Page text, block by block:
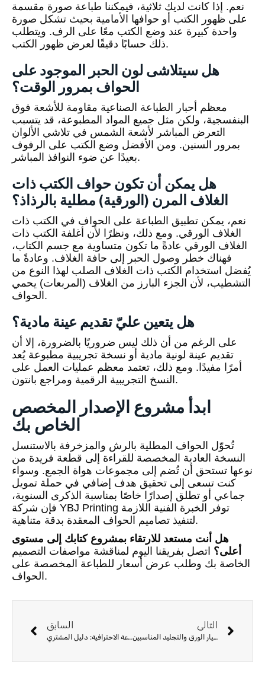
نعم. إذا كانت لديك ثلاثية، فيمكننا طباعة صورة مقسمة
على ظهور الكتب أو حوافها الأمامية بحيث تشكل صورة
واحدة كبيرة عند وضع الكتب معًا على الرف. ويتطلب
ذلك حسابًا دقيقًا لعرض ظهور الكتب.
هل سيتلاشى لون الحبر الموجود على
الحواف بمرور الوقت؟
معظم أحبار الطباعة الصناعية مقاومة للأشعة فوق
البنفسجية، ولكن مثل جميع المواد المطبوعة، قد يتسبب
التعرض المباشر لأشعة الشمس في تلاشي الألوان
بمرور السنين. ومن الأفضل وضع الكتب على الرفوف
بعيدًا عن ضوء النوافذ المباشر.
هل يمكن أن تكون حواف الكتب ذات
الغلاف المرن (الورقية) مطلية بالرذاذ؟
نعم، يمكن تطبيق الطباعة على الحواف في الكتب ذات
الغلاف الورقي. ومع ذلك، ونظرًا لأن أغلفة الكتب ذات
الغلاف الورقي عادةً ما تكون متساوية مع جسم الكتاب،
فهناك خطر وصول الحبر إلى حافة الغلاف. وعادةً ما
يُفضل استخدام الكتب ذات الغلاف الصلب لهذا النوع من
التشطيب، لأن الجزء البارز من الغلاف (المربعات) يحمي
الحواف.
هل يتعين عليّ تقديم عينة مادية؟
على الرغم من أن ذلك ليس ضروريًا بالضرورة، إلا أن
تقديم عينة لونية مادية أو نسخة تجريبية مطبوعة يُعد
أمرًا مفيدًا. ومع ذلك، تعتمد معظم عمليات العمل على
النسخ التجريبية الرقمية ومراجع بانتون.
ابدأ مشروع الإصدار المخصص
الخاص بك
تُحوّل الحواف المطلية بالرش والمزخرفة بالاستنسل
النسخة العادية المخصصة للقراءة إلى قطعة فريدة من
نوعها تستحق أن تُضم إلى مجموعات هواة الجمع. وسواء
كنت تسعى إلى تحقيق هدف إضافي في حملة تمويل
جماعي أو تطلق إصدارًا خاصًا بمناسبة الذكرى السنوية،
فإن شركة YBJ Printing توفر الخبرة الفنية اللازمة
لتنفيذ تصاميم الحواف المعقدة بدقة متناهية.
هل أنت مستعد للارتقاء بمشروع كتابك إلى مستوى
أعلى؟ اتصل بفريقنا اليوم لمناقشة مواصفات التصميم
الخاصة بك وطلب عرض أسعار للطباعة المخصصة على
الحواف.
السابق
عملية مراقبة الجودة في مصانع الطباعة الاحترافية: دليل المشتري
التالي
طباعة كتب الطبخ الاحترافية: اختيار الورق والتجليد المناسبين